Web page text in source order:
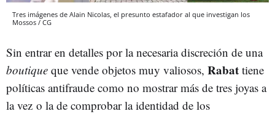
Tres imágenes de Alain Nicolas, el presunto estafador al que investigan los
Mossos / CG
Sin entrar en detalles por la necesaria discreción de una
boutique que vende objetos muy valiosos, Rabat tiene
políticas antifraude como no mostrar más de tres joyas a
la vez o la de comprobar la identidad de los